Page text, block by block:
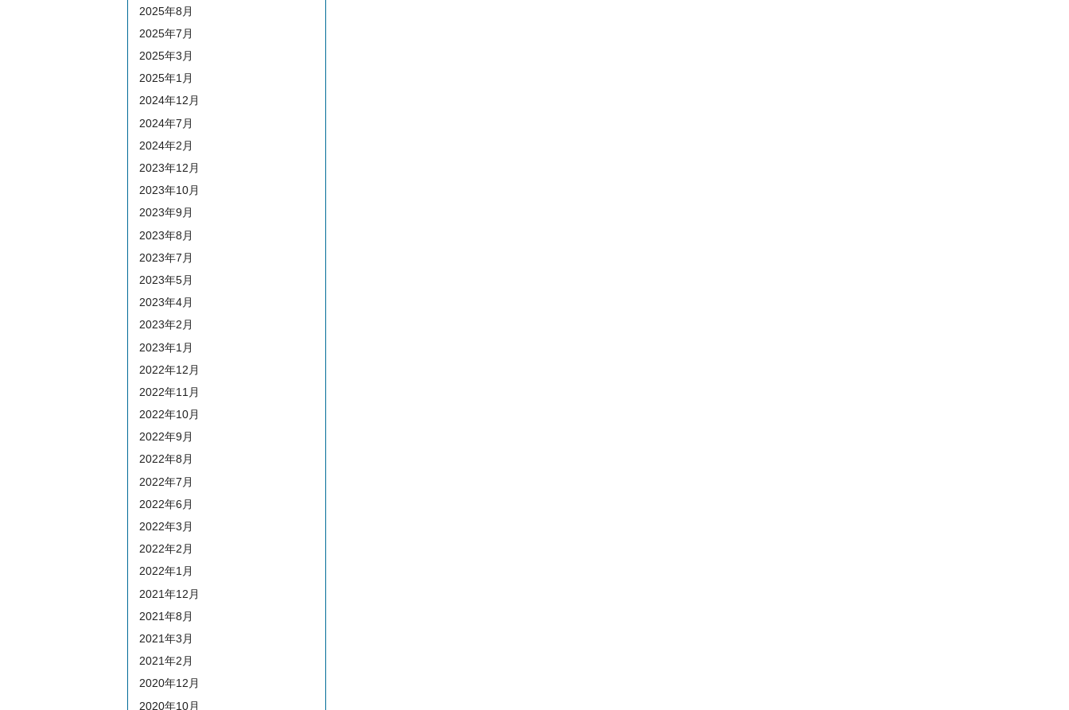
2025年8月
2025年7月
2025年3月
2025年1月
2024年12月
2024年7月
2024年2月
2023年12月
2023年10月
2023年9月
2023年8月
2023年7月
2023年5月
2023年4月
2023年2月
2023年1月
2022年12月
2022年11月
2022年10月
2022年9月
2022年8月
2022年7月
2022年6月
2022年3月
2022年2月
2022年1月
2021年12月
2021年8月
2021年3月
2021年2月
2020年12月
2020年10月